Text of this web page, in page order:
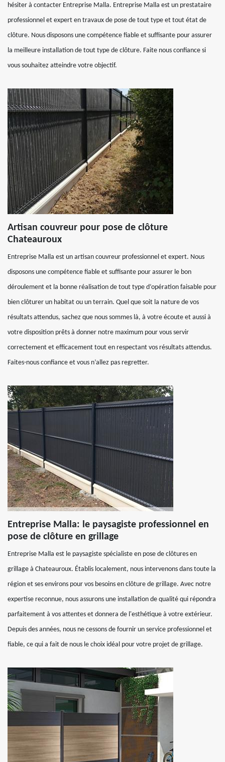
hésiter à contacter Entreprise Malla. Entreprise Malla est un prestataire
professionnel et expert en travaux de pose de tout type et tout état de
clôture. Nous disposons une compétence fiable et suffisante pour assurer
la meilleure installation de tout type de clôture. Faite nous confiance si
vous souhaitez atteindre votre objectif.
Artisan couvreur pour pose de clôture
Chateauroux
Entreprise Malla est un artisan couvreur professionnel et expert. Nous
disposons une compétence fiable et suffisante pour assurer le bon
déroulement et la bonne réalisation de tout type d’opération faisable pour
bien clôturer un habitat ou un terrain. Quel que soit la nature de vos
résultats attendus, sachez que nous sommes là, à votre écoute et aussi à
votre disposition prêts à donner notre maximum pour vous servir
correctement et efficacement tout en respectant vos résultats attendus.
Faites-nous confiance et vous n’allez pas regretter.
Entreprise Malla: le paysagiste professionnel en
pose de clôture en grillage
Entreprise Malla est le paysagiste spécialiste en pose de clôtures en
grillage à Chateauroux. Établis localement, nous intervenons dans toute la
région et ses environs pour vos besoins en clôture de grillage. Avec notre
expertise reconnue, nous assurons une installation de qualité qui répondra
parfaitement à vos attentes et donnera de l'esthétique à votre extérieur.
Depuis des années, nous ne cessons de fournir un service professionnel et
fiable, ce qui a fait de nous le choix idéal pour votre projet de grillage.